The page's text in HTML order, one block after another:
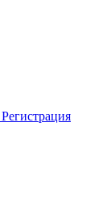
Регистрация